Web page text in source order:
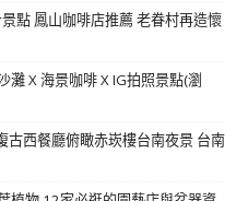
點 鳳山咖啡店推薦 老眷村再造懷
X 海景咖啡 X IG拍照景點(瀏
古西餐廳俯瞰赤崁樓台南夜景 台南